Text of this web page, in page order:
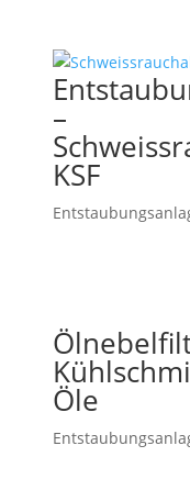
–
KSF
Öle